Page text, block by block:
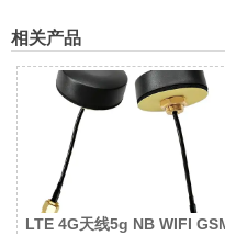
相关产品
LTE 4G天线5g NB WIFI